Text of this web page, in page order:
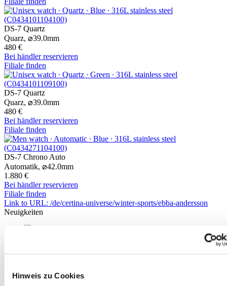
Hinweis zu Cookies
DS-7 Quartz
Quarz, ⌀39.0mm
480 €
Bei händler reservieren
Filiale finden
DS-7 Quartz
Quarz, ⌀39.0mm
480 €
Bei händler reservieren
Filiale finden
DS-7 Chrono Auto
Automatik, ⌀42.0mm
1.880 €
Bei händler reservieren
Filiale finden
Link to URL: /de/certina-universe/winter-sports/ebba-andersson
Neuigkeiten